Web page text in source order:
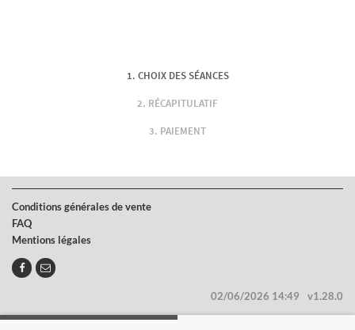
CHOIX DES SÉANCES
RÉCAPITULATIF
PAIEMENT
Conditions générales de vente
FAQ
Mentions légales
02/06/2026 14:49 v1.28.0